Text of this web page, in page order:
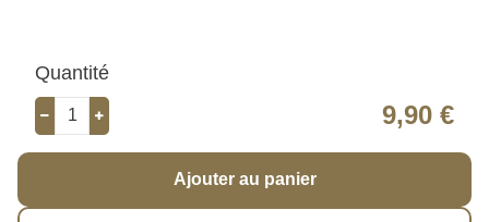
Quantité
9,90 €
Ajouter au panier